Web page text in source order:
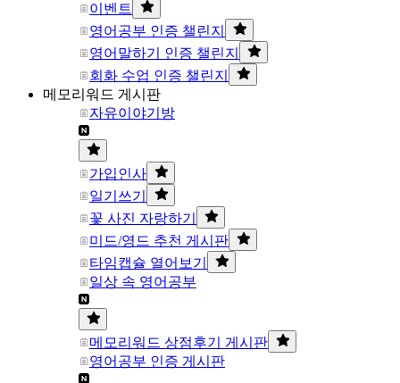
이벤트
영어공부 인증 챌린지
영어말하기 인증 챌린지
회화 수업 인증 챌린지
메모리워드 게시판
자유이야기방
가입인사
일기쓰기
꽃 사진 자랑하기
미드/영드 추천 게시판
타임캡슐 열어보기
일상 속 영어공부
메모리워드 상점후기 게시판
영어공부 인증 게시판